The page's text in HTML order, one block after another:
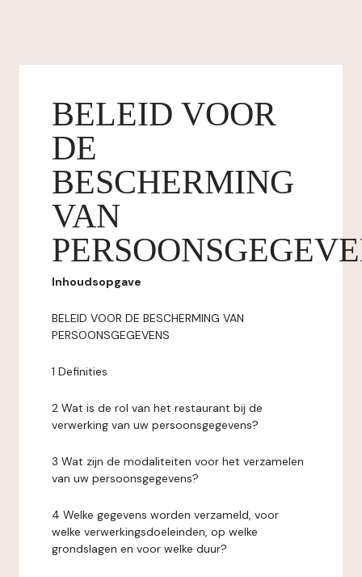
BELEID VOOR
DE
BESCHERMING
VAN
Inhoudsopgave
BELEID VOOR DE BESCHERMING VAN
PERSOONSGEGEVENS
1 Definities
2 Wat is de rol van het restaurant bij de
verwerking van uw persoonsgegevens?
3 Wat zijn de modaliteiten voor het verzamelen
van uw persoonsgegevens?
4 Welke gegevens worden verzameld, voor
welke verwerkingsdoeleinden, op welke
grondslagen en voor welke duur?